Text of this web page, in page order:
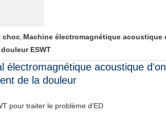
choc, Machine électromagnétique acoustique
ESWT
électromagnétique acoustique
de la douleur
pour traiter le problème d'ED